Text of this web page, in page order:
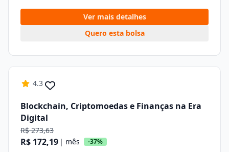
Ver mais detalhes
Quero esta bolsa
4.3
Blockchain, Criptomoedas e Finanças na Era
Digital
R$ 273,63
R$ 172,19 | mês -37%